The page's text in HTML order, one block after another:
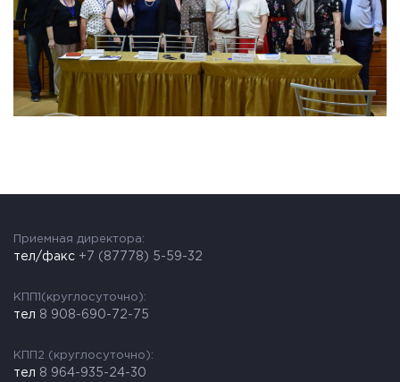
Приемная директора:
тел/факс +7 (87778) 5-59-32
КПП1(круглосуточно):
тел 8 908-690-72-75
КПП2 (круглосуточно):
тел 8 964-935-24-30